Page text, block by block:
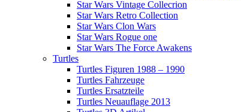
Star Wars Vintage Collecrion
Star Wars Retro Collection
Star Wars Clon Wars
Star Wars Rogue one
Star Wars The Force Awakens
Turtles
Turtles Figuren 1988 – 1990
Turtles Fahrzeuge
Turtles Ersatzteile
Turtles Neuauflage 2013